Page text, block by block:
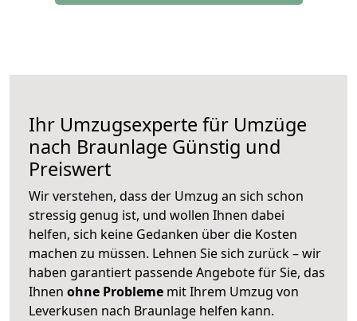
Ihr Umzugsexperte für Umzüge
nach Braunlage Günstig und
Preiswert
Wir verstehen, dass der Umzug an sich schon
stressig genug ist, und wollen Ihnen dabei
helfen, sich keine Gedanken über die Kosten
machen zu müssen. Lehnen Sie sich zurück – wir
haben garantiert passende Angebote für Sie, das
Ihnen ohne Probleme mit Ihrem Umzug von
Leverkusen nach Braunlage helfen kann.